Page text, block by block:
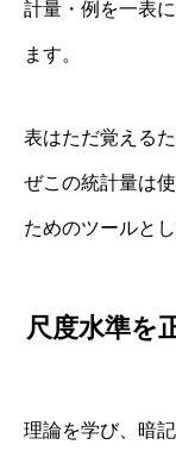
計量・例を一表
ます。
表はただ覚える
ぜこの統計量は
ためのツールと
尺度水準を
理論を学び、暗